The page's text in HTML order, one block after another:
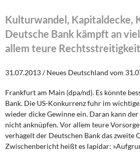
Themen
Leitlinien linker Wirtschafts- und
Steuer- und Finanzpolitik
Öffentliche Infrastruktur und
Eurokrise und Griechenland
Kulturwandel, Kapitaldecke,
Deutsche Bank kämpft an
allem teure
31.07.2013 / Neues Deutschland vom
Frankfurt am Main (dpa/nd). Es könnte
Bank. Die US-Konkurrenz fuhr im
wieder dicke Gewinne ein. Daran kann
nicht anknüpfen. Vor allem teure
verhagelt der Deutschen Bank das zweite
Zwischenbericht heißt es lapidar: